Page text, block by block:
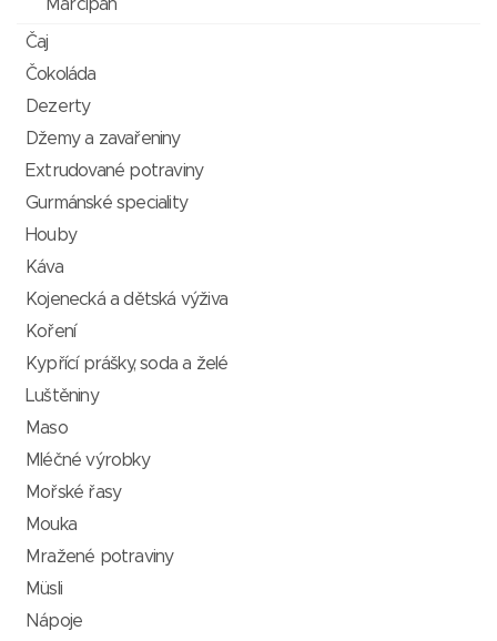
Marcipán
Čaj
Čokoláda
Dezerty
Džemy a zavařeniny
Extrudované potraviny
Gurmánské speciality
Houby
Káva
Kojenecká a dětská výživa
Koření
Kypřící prášky, soda a želé
Luštěniny
Maso
Mléčné výrobky
Mořské řasy
Mouka
Mražené potraviny
Müsli
Nápoje